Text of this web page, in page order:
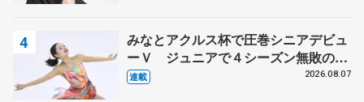
みなとアクルス杯で圧巻シニアデビュ
ーＶ ジュニアで４シーズン無敗の島
田麻央
連載 2026.08.07